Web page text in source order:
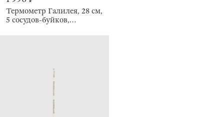
Термометр Галилея, 28 см,
5 сосудов-буйков,